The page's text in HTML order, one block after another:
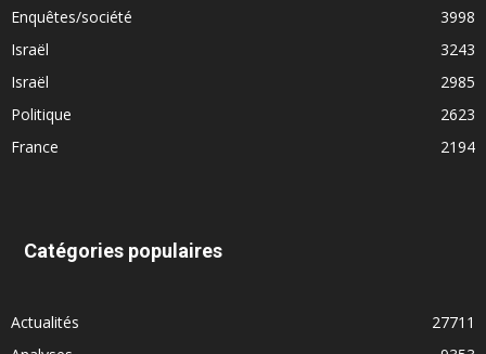
Enquêtes/société
3998
Israël
3243
Israël
2985
Politique
2623
France
2194
Catégories populaires
Actualités
27711